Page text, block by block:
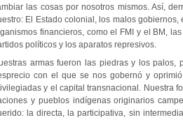
las cosas por nosotros mismos. Así,
El Estado colonial, los malos
financieros, como el FMI y el BM,
políticos y los aparatos represivos.
armas fueron las piedras y los palos,
con el que se nos gobernó y
y el capital transnacional. Nuestra
y pueblos indígenas originarios
la directa, la participativa, sin